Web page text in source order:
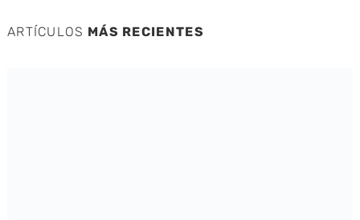
ARTÍCULOS MÁS RECIENTES